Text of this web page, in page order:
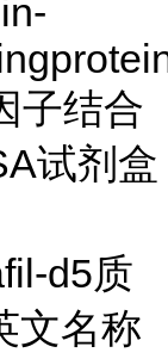
子结合
试剂盒
d5质
文名称